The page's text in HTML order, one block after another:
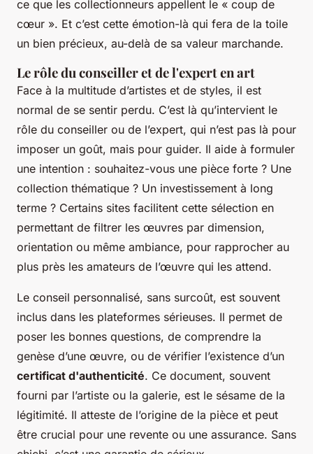
ce que les collectionneurs appellent le « coup de
cœur ». Et c’est cette émotion-là qui fera de la toile
un bien précieux, au-delà de sa valeur marchande.
Le rôle du conseiller et de l'expert en art
Face à la multitude d’artistes et de styles, il est
normal de se sentir perdu. C’est là qu’intervient le
rôle du conseiller ou de l’expert, qui n’est pas là pour
imposer un goût, mais pour guider. Il aide à formuler
une intention : souhaitez-vous une pièce forte ? Une
collection thématique ? Un investissement à long
terme ? Certains sites facilitent cette sélection en
permettant de filtrer les œuvres par dimension,
orientation ou même ambiance, pour rapprocher au
plus près les amateurs de l’œuvre qui les attend.
Le conseil personnalisé, sans surcoût, est souvent
inclus dans les plateformes sérieuses. Il permet de
poser les bonnes questions, de comprendre la
genèse d’une œuvre, ou de vérifier l’existence d’un
certificat d'authenticité. Ce document, souvent
fourni par l’artiste ou la galerie, est le sésame de la
légitimité. Il atteste de l’origine de la pièce et peut
être crucial pour une revente ou une assurance. Sans